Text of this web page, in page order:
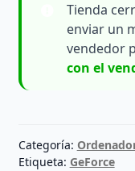
Tienda
enviar un
vendedor
con el
Categoría:
Etiqueta: GeForce